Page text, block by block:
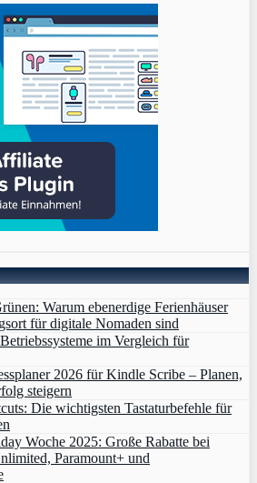
Warum ebenerdige Ferienhäuser
für digitale Nomaden sind
im Vergleich für
2026 für Kindle Scribe – Planen,
steigern
Die wichtigsten Tastaturbefehle für
Woche 2025: Große Rabatte bei
Paramount+ und